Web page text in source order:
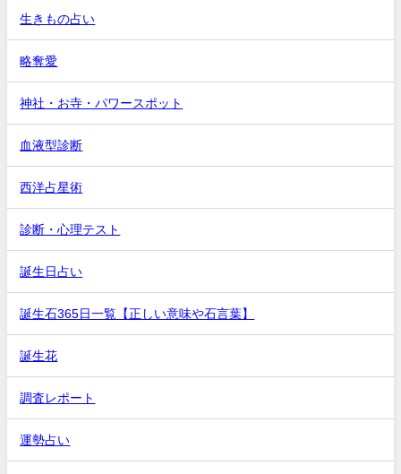
生きもの占い
略奪愛
神社・お寺・パワースポット
血液型診断
西洋占星術
診断・心理テスト
誕生日占い
誕生石365日一覧【正しい意味や石言葉】
誕生花
調査レポート
運勢占い